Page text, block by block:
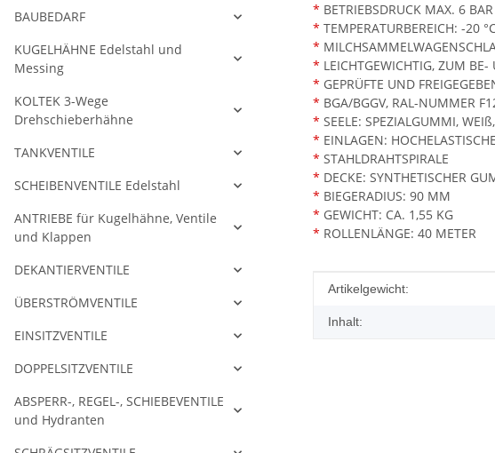
* BETRIEBSDRUCK MAX. 6
* TEMPERATURBEREICH: -20
*
* LEICHTGEWICHTIG, ZUM
* GEPRÜFTE UND
* BGA/BGGV, RAL-NUMMER
* SEELE: SPEZIALGUMMI,
* EINLAGEN:
* STAHLDRAHTSPIRALE
* DECKE: SYNTHETISCHER
* BIEGERADIUS: 90 MM
* GEWICHT: CA. 1,55 KG
* ROLLENLÄNGE: 40 METER
Produkteigenschaft
Wert
Artikelgewicht:
Inhalt:
BAUBEDARF
KUGELHÄHNE Edelstahl und
Messing
KOLTEK 3-Wege
Drehschieberhähne
TANKVENTILE
SCHEIBENVENTILE Edelstahl
ANTRIEBE für Kugelhähne, Ventile
und Klappen
DEKANTIERVENTILE
ÜBERSTRÖMVENTILE
EINSITZVENTILE
DOPPELSITZVENTILE
ABSPERR-, REGEL-, SCHIEBEVENTILE
und Hydranten